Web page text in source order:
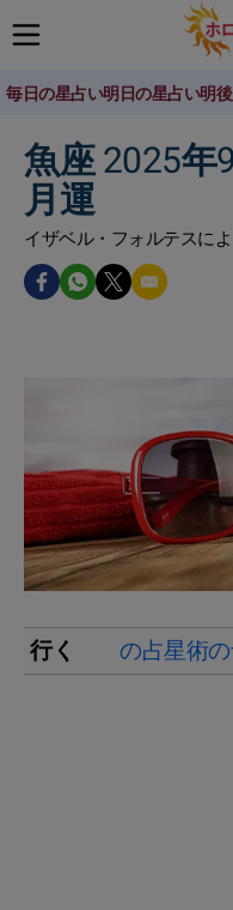
毎日の星占い明日の星占い明
魚座 2025年
月運
イザベル・フォルテスに
行く の占星術